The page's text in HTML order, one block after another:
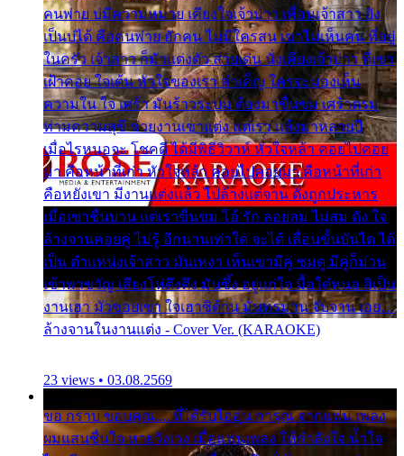
คนพ่าย บ่มีความหมาย เคียงใจเจ้าบ่าว เพื่อนเจ้าสาว ยัง
เป็นบ่ได้ คือคนพ่าย ฮักคน ไม่มีใครสน เขาไม่เห็นคน ที่อยู่
ในครัว เจ้าสาว ก็มัวแต่งตัว สวยเด่น นั่งเคียงเจ้าบ่าว ที่เขา
เฝ้าคอย ใจเต้น หัวใจของเรา ลำเค็ญ ใครจะมองเห็น
ความใน ใจ เศร้า มันร้าวระบม ต้องมาขื่นขม เศร้าตรม
ท่ามความสุขี ช่วยงานเขาแต่ง แต่เรา แล้งมาหลายปี
เมื่อไรหนอจะ โชคดี ได้มีพิธีวิวาห์ หัวใจหล้า คอยไปคอย
มา คือหน้าที่เก่า หัวใจหล้า คอยไปคอยมา คือหน้าที่เก่า
คือหยังเขา มีงานแต่งแล้ว ไปล้างแต่จาน ดั่งถูกประหาร
เมื่อเขาชื่นบาน แต่เราขื่นขม โอ้ รัก ลอยลม ไม่สม ดัง ใจ
ล้างจานคอยคู่ ไม่รู้ อีกนานเท่าใด จะได้ เลื่อนขั้นบันได ได้
เป็น ตำแหน่งเจ้าสาว มันเหงา เห็นเขามีคู่ ซมดู มีคู่ก็ม่วน
เข้าพาขวัญ เสียงโห่ตึงตึง มันซึ้ง อยู่แก่ใจ มื้อใด๋หนอ สิเป็น
งานเฮา มัวซอยเขา ใจเฮาซิด้าน มันทรมาน จับจาน เอย…
ล้างจานในงานแต่ง - Cover Ver. (KARAOKE)
23 views • 03.08.2569
ขอ กราบ ขอบคุณ.... ที่ได้รับไออุ่น การุณ จากแฟน เพลง
ผมแสนชื่นใจ หายวังเวง เมื่อแฟนเพลง ให้กำลังใจ น้ำใจ